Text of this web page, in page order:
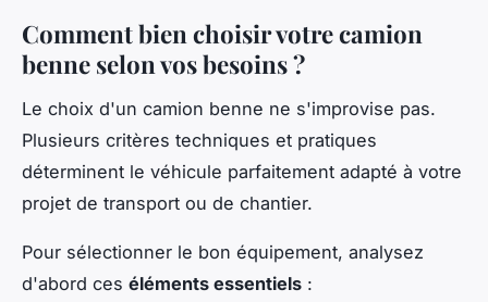
Comment bien choisir votre camion
benne selon vos besoins ?
Le choix d'un camion benne ne s'improvise pas.
Plusieurs critères techniques et pratiques
déterminent le véhicule parfaitement adapté à votre
projet de transport ou de chantier.
Pour sélectionner le bon équipement, analysez
d'abord ces éléments essentiels :